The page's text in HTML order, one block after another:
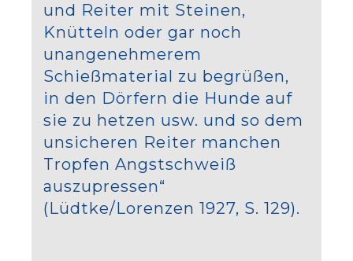
und Reiter mit Steinen,
Knütteln oder gar noch
unangenehmerem
Schießmaterial zu begrüßen,
in den Dörfern die Hunde auf
sie zu hetzen usw. und so dem
unsicheren Reiter manchen
Tropfen Angstschweiß
auszupressen“
(Lüdtke/Lorenzen 1927, S. 129).